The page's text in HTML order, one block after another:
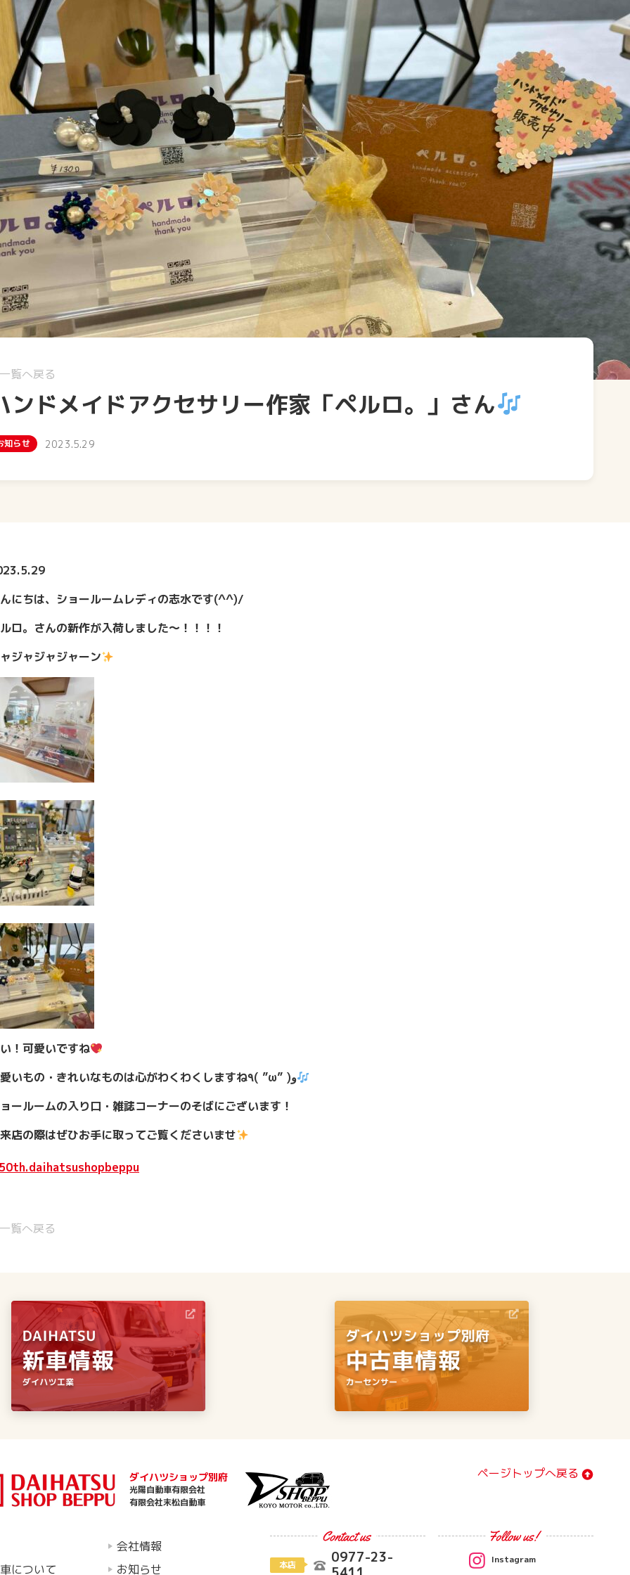
一覧へ戻る
ンドメイドアクセサリー作家「ペルロ。」さん
知らせ 2023.5.29
にちは、ショールームレディの志水です(^^)/
ロ。さんの新作が入荷しました～！！！！
ジャジャジャーン
！可愛いですね
可愛いもの・きれいなものは心がわくわくしますね٩( ”ω” )و
ールームの入り口・雑誌コーナーのそばにございます！
店の際はぜひお手に取ってご覧くださいませ
一覧へ戻る
ダイハツショップ別府
光陽自動車有限会社
有限会社末松自動車
ページトップへ戻る
について
会社情報
お知らせ
本店
0977-23-
Instagram